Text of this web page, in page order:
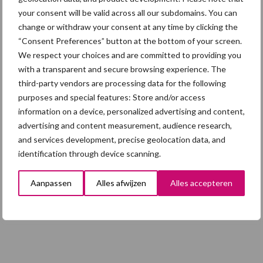
your consent will be valid across all our subdomains. You can
change or withdraw your consent at any time by clicking the
“Consent Preferences” button at the bottom of your screen.
We respect your choices and are committed to providing you
with a transparent and secure browsing experience. The
third-party vendors are processing data for the following
purposes and special features: Store and/or access
information on a device, personalized advertising and content,
advertising and content measurement, audience research,
and services development, precise geolocation data, and
identification through device scanning.
Aanpassen Alles afwijzen Alles accepteren
hygieneoplossingen is in Polen
groter dan ooit”
5 aug
Eliminatieprotocol voor
Mycoplasma hyopneumoniae
4 aug
AVP in Finland onderstreept dat
alertheid belangrijk is, zeker nu
Toon meer